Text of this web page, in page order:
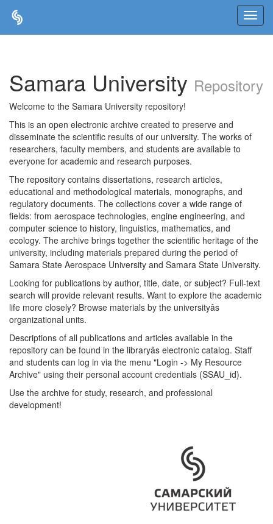
Samara University Repository
Welcome to the Samara University repository!
This is an open electronic archive created to preserve and
disseminate the scientific results of our university. The works of
researchers, faculty members, and students are available to
everyone for academic and research purposes.
The repository contains dissertations, research articles,
educational and methodological materials, monographs, and
regulatory documents. The collections cover a wide range of
fields: from aerospace technologies, engine engineering, and
computer science to history, linguistics, mathematics, and
ecology. The archive brings together the scientific heritage of the
university, including materials prepared during the period of
Samara State Aerospace University and Samara State University.
Looking for publications by author, title, date, or subject? Full-text
search will provide relevant results. Want to explore the academic
life more closely? Browse materials by the universityâs
organizational units.
Descriptions of all publications and articles available in the
repository can be found in the libraryâs electronic catalog. Staff
and students can log in via the menu "Login -> My Resource
Archive" using their personal account credentials (SSAU_id).
Use the archive for study, research, and professional
development!